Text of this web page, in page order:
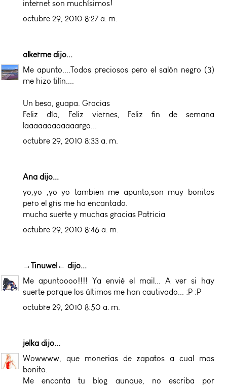
internet son muchísimos!
octubre 29, 2010 8:27 a. m.
alkermedijo...
Me apunto....Todos preciosos pero el salón negro (3)
me hizo tilín....
Un beso, guapa. Gracias
Feliz día, Feliz viernes, Feliz fin de semana
laaaaaaaaaaaargo...
octubre 29, 2010 8:33 a. m.
Ana dijo...
yo,yo ,yo yo tambien me apunto,son muy bonitos
pero el gris me ha encantado.
mucha suerte y muchas gracias Patricia
octubre 29, 2010 8:46 a. m.
→Tinuwel← dijo...
Me apuntoooo!!!! Ya envié el mail... A ver si hay
suerte porque los últimos me han cautivado... :P :P
octubre 29, 2010 8:50 a. m.
jelka dijo...
Wowwww, que monerias de zapatos a cual mas
bonito.
Me encanta tu blog aunque, no escriba por